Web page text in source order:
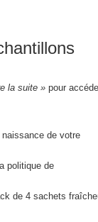
la suite » pour
de votre
politique de
de 4 sachets